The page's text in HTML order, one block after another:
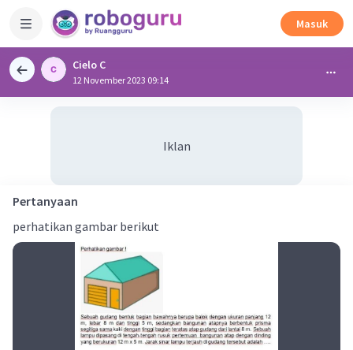
Masuk
Cielo C
12 November 2023 09:14
Iklan
Pertanyaan
perhatikan gambar berikut